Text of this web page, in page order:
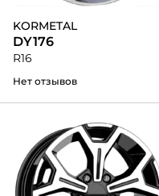
KORMETAL
DY176
R16
Нет отзывов